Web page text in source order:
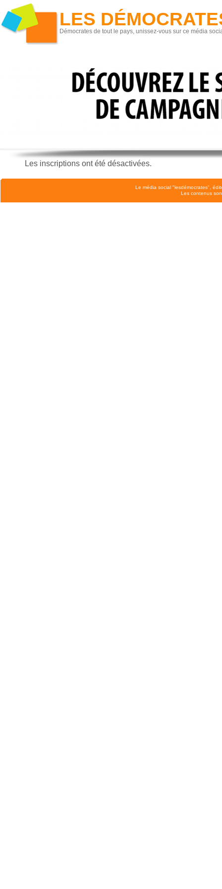
LES
Démocrates de tout le pays, unissez-vous sur ce média
Les inscriptions ont été désactivées.
Le média social "lesdémocrates",
Les contenus